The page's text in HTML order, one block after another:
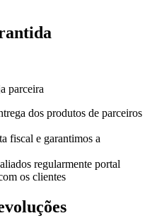
parceira
dos produtos de parceiros
fiscal e garantimos a
regularmente portal
os clientes